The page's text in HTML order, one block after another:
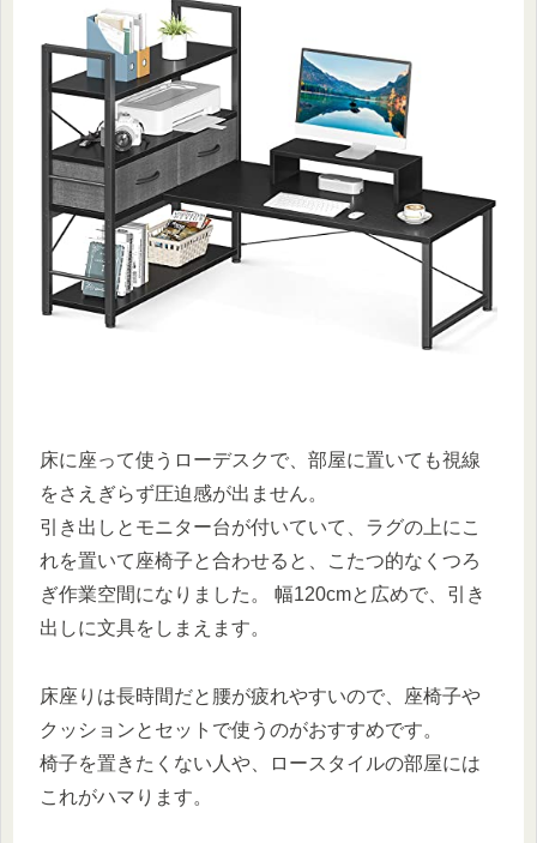
床に座って使うローデスクで、部屋に置いても視線
をさえぎらず圧迫感が出ません。
引き出しとモニター台が付いていて、ラグの上にこ
れを置いて座椅子と合わせると、こたつ的なくつろ
ぎ作業空間になりました。 幅120cmと広めで、引き
出しに文具をしまえます。
床座りは長時間だと腰が疲れやすいので、座椅子や
クッションとセットで使うのがおすすめです。
椅子を置きたくない人や、ロースタイルの部屋には
これがハマります。